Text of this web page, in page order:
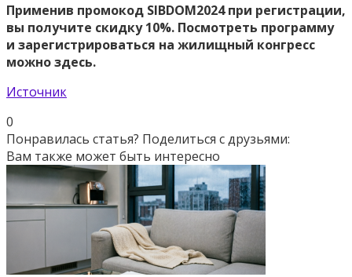
Применив промокод SIBDOM2024 при регистрации,
вы получите скидку 10%. Посмотреть программу
и зарегистрироваться на жилищный конгресс
можно здесь.
Источник
0
Понравилась статья? Поделиться с друзьями:
Вам также может быть интересно